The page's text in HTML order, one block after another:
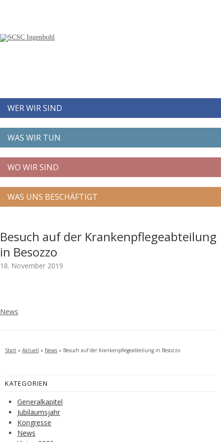
WER WIR SIND
WAS WIR TUN
WO WIR SIND
WAS UNS BESCHÄFTIGT
Besuch auf der Krankenpflegeabteilung
in Besozzo
18. November 2019
News
Start » Aktuell » News » Besuch auf der Krankenpflegeabteilung in Besozzo
KATEGORIEN
Generalkapitel
Jubiläumsjahr
Kongresse
News